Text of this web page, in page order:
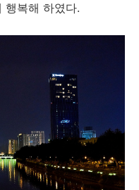
행복해 하였다.